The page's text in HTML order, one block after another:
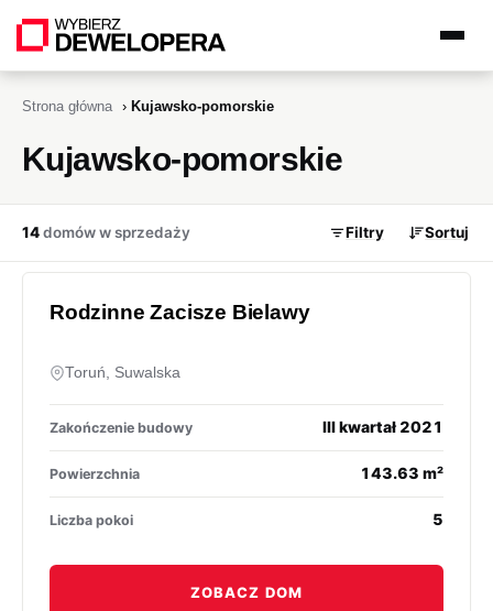
Strona główna › Kujawsko-pomorskie
Kujawsko-pomorskie
14domów w sprzedaży Filtry Sortuj
Rodzinne Zacisze Bielawy
Toruń, Suwalska
Zakończenie budowy III kwartał 2021
Powierzchnia 143.63 m²
Liczba pokoi 5
ZOBACZ DOM